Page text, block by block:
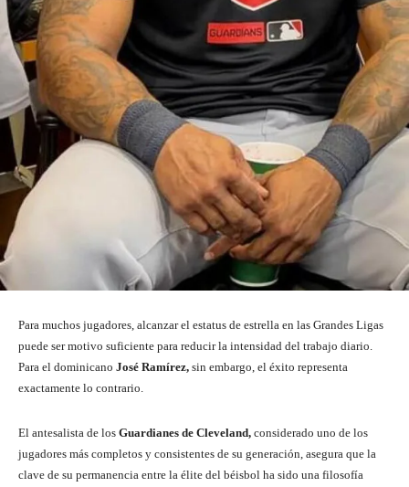
Para muchos jugadores, alcanzar el estatus de estrella en las Grandes Ligas
puede ser motivo suficiente para reducir la intensidad del trabajo diario.
Para el dominicano José Ramírez, sin embargo, el éxito representa
exactamente lo contrario.
El antesalista de los Guardianes de Cleveland, considerado uno de los
jugadores más completos y consistentes de su generación, asegura que la
clave de su permanencia entre la élite del béisbol ha sido una filosofía